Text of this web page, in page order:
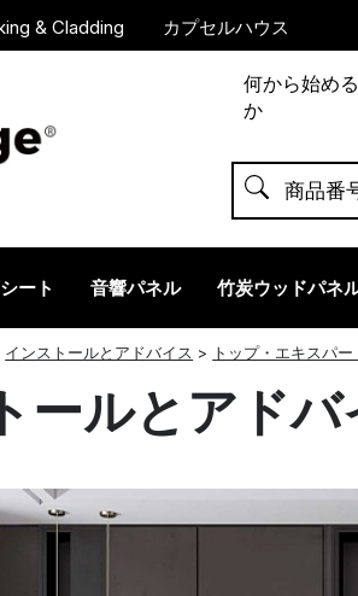
& Cladding カプセルハウス
何から始め
か
ート 音響パネル 竹炭ウッドパネ
インストールとアドバイス > トップ・エキスパ
ト
グラム
ールとアドバ